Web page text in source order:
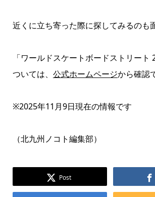
近くに立ち寄った際に探してみるのも
「ワールドスケートボードストリート
ついては、 公式ホームページから確認
※2025年11月9日現在の情報です
（北九州ノコト編集部）
Post